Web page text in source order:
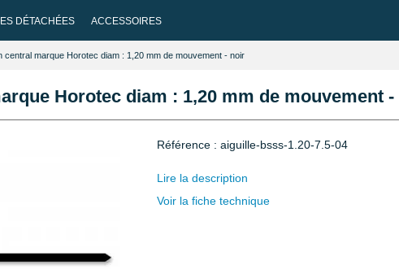
DÉTACHÉES ACCESSOIRES
central marque Horotec diam : 1,20 mm de mouvement - noir
Horotec diam : 1,20 mm de mouvement
Référence : aiguille-bsss-1.20-7.5-04
Lire la description
Voir la fiche technique